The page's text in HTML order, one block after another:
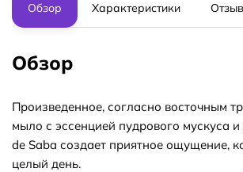
Обзор Характеристики
Обзор
Произведенное, согласно восточным
мыло с эссенцией пудрового мускуса
de Saba создает приятное ощущение,
целый день.